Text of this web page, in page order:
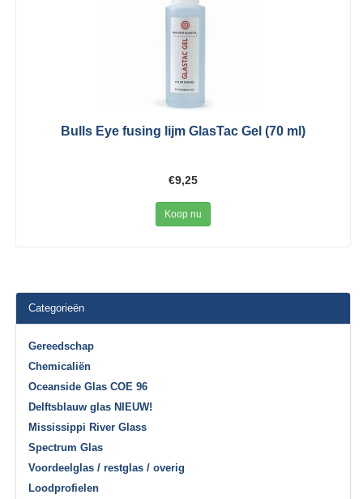
Bulls Eye fusing lijm GlasTac Gel (70 ml)
€9,25
Koop nu
Categorieën
Gereedschap
Chemicaliën
Oceanside Glas COE 96
Delftsblauw glas NIEUW!
Mississippi River Glass
Spectrum Glas
Voordeelglas / restglas / overig
Loodprofielen